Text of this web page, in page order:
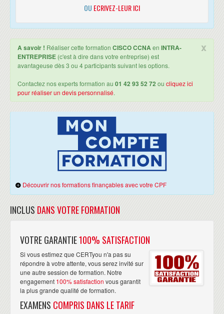
OU ECRIVEZ-LEUR ICI
x
A savoir ! Réaliser cette formation CISCO CCNAen INTRA-
ENTREPRISE (c'est à dire dans votre entreprise) est
avantageuse dès 3 ou 4 participants suivant les options.
Contactez nos experts formation au 01 42 93 52 72 ou cliquez ici
pour réaliser un devis personnalisé.
Découvrir nos formations finançables avec votre CPF
INCLUS DANS VOTRE FORMATION
VOTRE GARANTIE100% SATISFACTION
Si vous estimez que CERTyou n'a pas su
répondre à votre attente, vous serez invité sur
une autre session de formation. Notre
engagement 100% satisfaction vous garantit
la plus grande qualité de formation.
EXAMENS COMPRIS DANS LE TARIF